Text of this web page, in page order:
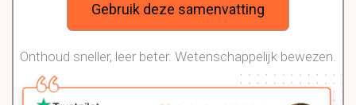
Gebruik deze samenvatting
Onthoud sneller, leer beter. Wetenschappelijk bewezen.